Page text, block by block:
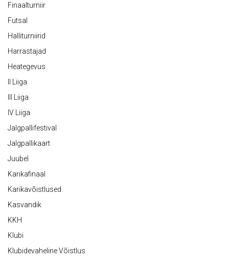
Finaalturniir
Futsal
Halliturniirid
Harrastajad
Heategevus
II Liiga
III Liiga
IV Liiga
Jalgpallifestival
Jalgpallikaart
Juubel
Karikafinaal
Karikavõistlused
Kasvandik
KKH
Klubi
Klubidevaheline Võistlus